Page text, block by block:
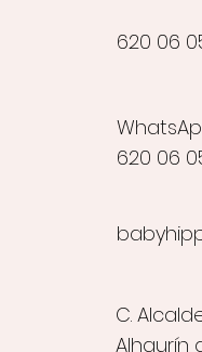
620 06
620 06
C.
Alhaurín